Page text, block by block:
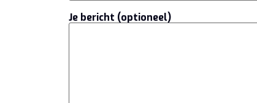
Je bericht (optioneel)